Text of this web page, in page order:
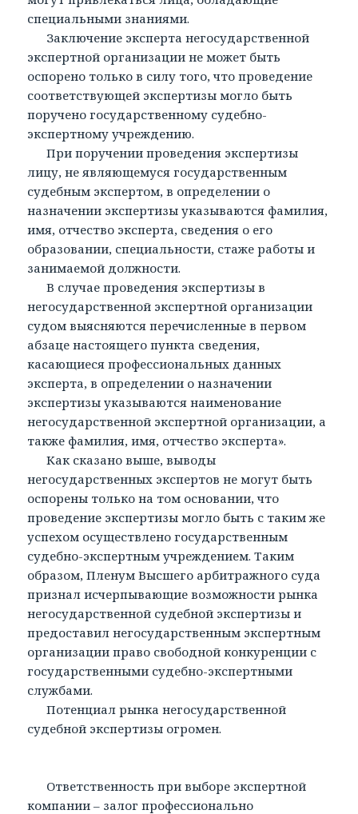
специальными знаниями.
Заключение эксперта негосударственной
экспертной организации не может быть
оспорено только в силу того, что проведение
соответствующей экспертизы могло быть
поручено государственному судебно-
экспертному учреждению.
При поручении проведения экспертизы
лицу, не являющемуся государственным
судебным экспертом, в определении о
назначении экспертизы указываются фамилия,
имя, отчество эксперта, сведения о его
образовании, специальности, стаже работы и
занимаемой должности.
В случае проведения экспертизы в
негосударственной экспертной организации
судом выясняются перечисленные в первом
абзаце настоящего пункта сведения,
касающиеся профессиональных данных
эксперта, в определении о назначении
экспертизы указываются наименование
негосударственной экспертной организации, а
также фамилия, имя, отчество эксперта».
Как сказано выше, выводы
негосударственных экспертов не могут быть
оспорены только на том основании, что
проведение экспертизы могло быть с таким же
успехом осуществлено государственным
судебно-экспертным учреждением. Таким
образом, Пленум Высшего арбитражного суда
признал исчерпывающие возможности рынка
негосударственной судебной экспертизы и
предоставил негосударственным экспертным
организации право свободной конкуренции с
государственными судебно-экспертными
службами.
Потенциал рынка негосударственной
судебной экспертизы огромен.
Ответственность при выборе экспертной
компании – залог профессионально